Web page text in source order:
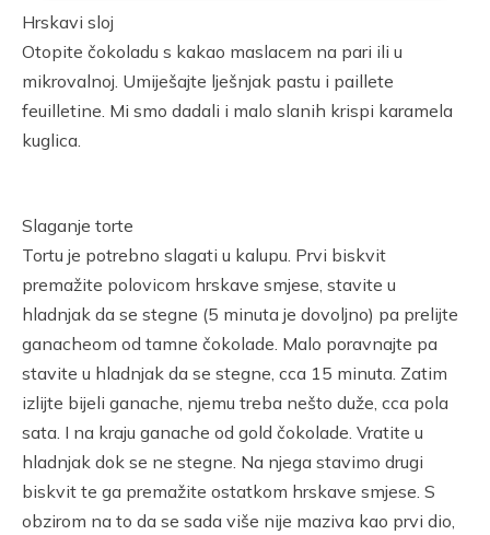
Hrskavi sloj
Otopite čokoladu s kakao maslacem na pari ili u
mikrovalnoj. Umiješajte lješnjak pastu i paillete
feuilletine. Mi smo dadali i malo slanih krispi karamela
kuglica.
Slaganje torte
Tortu je potrebno slagati u kalupu. Prvi biskvit
premažite polovicom hrskave smjese, stavite u
hladnjak da se stegne (5 minuta je dovoljno) pa prelijte
ganacheom od tamne čokolade. Malo poravnajte pa
stavite u hladnjak da se stegne, cca 15 minuta. Zatim
izlijte bijeli ganache, njemu treba nešto duže, cca pola
sata. I na kraju ganache od gold čokolade. Vratite u
hladnjak dok se ne stegne. Na njega stavimo drugi
biskvit te ga premažite ostatkom hrskave smjese. S
obzirom na to da se sada više nije maziva kao prvi dio,